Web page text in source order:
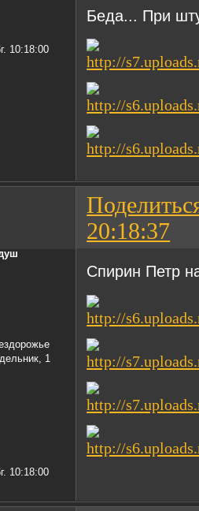
10:18:00
Беда... При
20:18:37
1
10:18:00
Спирин Петр